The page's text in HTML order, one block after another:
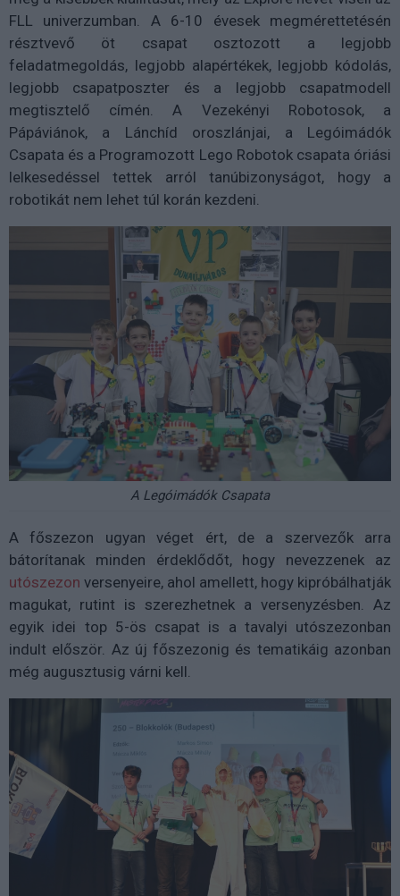
FLL univerzumban. A 6-10 évesek megmérettetésén
résztvevő öt csapat osztozott a legjobb
feladatmegoldás, legjobb alapértékek, legjobb kódolás,
legjobb csapatposzter és a legjobb csapatmodell
megtisztelő címén. A Vezekényi Robotosok, a
Pápáviánok, a Lánchíd oroszlánjai, a Legóimádók
Csapata és a Programozott Lego Robotok csapata óriási
lelkesedéssel tettek arról tanúbizonyságot, hogy a
robotikát nem lehet túl korán kezdeni.
A Legóimádók Csapata
A főszezon ugyan véget ért, de a szervezők arra
bátorítanak minden érdeklődőt, hogy nevezzenek az
utószezon versenyeire, ahol amellett, hogy kipróbálhatják
magukat, rutint is szerezhetnek a versenyzésben. Az
egyik idei top 5-ös csapat is a tavalyi utószezonban
indult először. Az új főszezonig és tematikáig azonban
még augusztusig várni kell.